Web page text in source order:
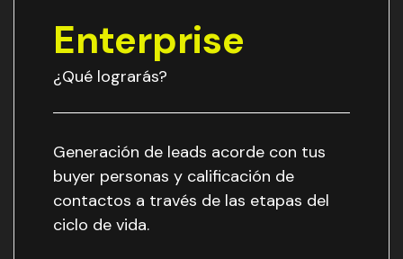
Enterprise
¿Qué lograrás?
Generación de leads acorde con tus
buyer personas y calificación de
contactos a través de las etapas del
ciclo de vida.